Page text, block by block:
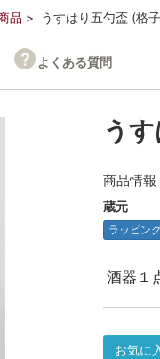
品 うすはり五勺盃 (格
よくある質問
う
商品情報
蔵元
ラッピン
酒器１
お気に